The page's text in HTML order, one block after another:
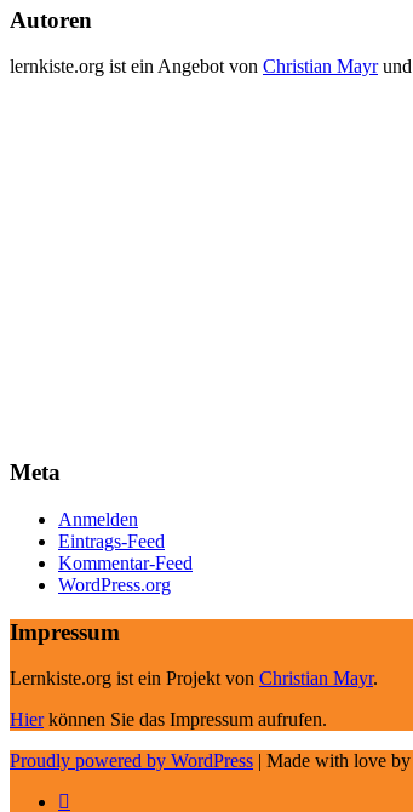
Autoren
lernkiste.org ist ein Angebot von Christian Mayrund
Meta
Anmelden
Eintrags-Feed
Kommentar-Feed
WordPress.org
Impressum
Lernkiste.org ist ein Projekt von Christian Mayr.
Hierkönnen Sie das Impressum aufrufen.
Proudly powered by WordPress | Made with love by